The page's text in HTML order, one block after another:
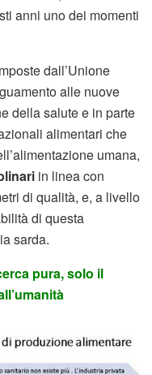
anni uno dei momenti
dall’Unione
alle nuove
della salute e in parte
alimentari che
umana,
in linea con
di qualità, e, a livello
di questa
sarda.
pura, solo il